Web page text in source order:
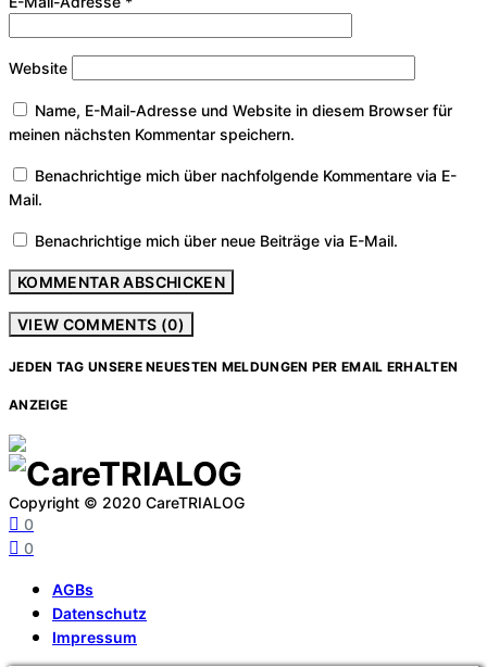
Website
Name, E-Mail-Adresse und Website in diesem Browser für
meinen nächsten Kommentar speichern.
Benachrichtige mich über nachfolgende Kommentare via E-
Mail.
Benachrichtige mich über neue Beiträge via E-Mail.
VIEW COMMENTS (0)
JEDEN TAG UNSERE NEUESTEN MELDUNGEN PER EMAIL ERHALTEN
ANZEIGE
Copyright © 2020 CareTRIALOG
0
0
AGBs
Datenschutz
Impressum